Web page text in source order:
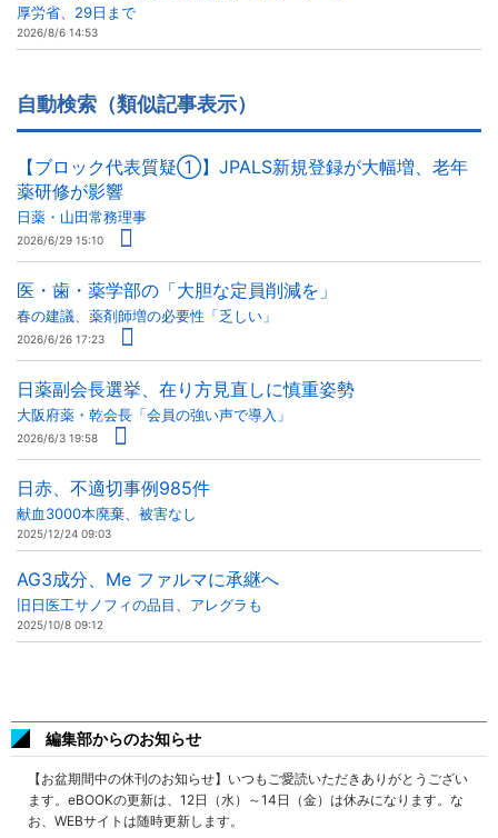
厚労省、29日まで
2026/8/6 14:53
自動検索（類似記事表示）
【ブロック代表質疑①】JPALS新規登録が大幅増、老年
薬研修が影響
日薬・山田常務理事
2026/6/29 15:10
医・歯・薬学部の「大胆な定員削減を」
春の建議、薬剤師増の必要性「乏しい」
2026/6/26 17:23
日薬副会長選挙、在り方見直しに慎重姿勢
大阪府薬・乾会長「会員の強い声で導入」
2026/6/3 19:58
日赤、不適切事例985件
献血3000本廃棄、被害なし
2025/12/24 09:03
AG3成分、Me ファルマに承継へ
旧日医工サノフィの品目、アレグラも
2025/10/8 09:12
編集部からのお知らせ
【お盆期間中の休刊のお知らせ】いつもご愛読いただきありがとうござい
ます。eBOOKの更新は、12日（水）～14日（金）は休みになります。な
お、WEBサイトは随時更新します。